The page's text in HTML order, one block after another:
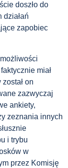
doszło do
działań
zapobiec
miał
on
zazwyczaj
ankiety,
zeznania innych
i trybu
w
przez Komisję